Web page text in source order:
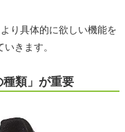
り具体的に欲しい機能を
きます。
種類」が重要